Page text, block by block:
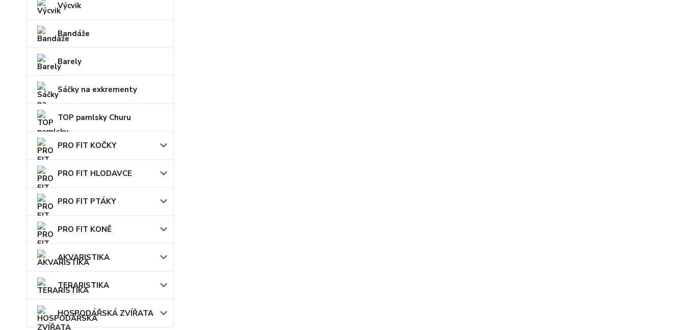
Výcvik
Bandáže
Barely
Sáčky na exkrementy
TOP pamlsky Churu
PRO FIT KOČKY
PRO FIT HLODAVCE
PRO FIT PTÁKY
PRO FIT KONĚ
AKVARISTIKA
TERARISTIKA
HOSPODÁŘSKÁ ZVÍŘATA